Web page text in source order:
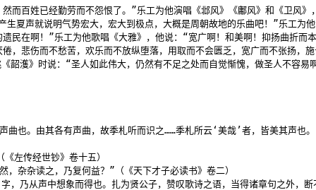
百姓已经勤劳而不怨恨了。”乐工为他演唱《邶风》《鄘风》和《
声就说明气势宏大，宏大到极点，大概是周朝故地的乐曲吧！”乐
民在啊！”乐工为他歌唱《大雅》，他说：“宽广啊！和美啊！抑扬曲折而
悲伤而不愁苦，欢乐而不放纵堕落，用取而不会匮乏，宽广而不张扬
濩》时说：“圣人如此伟大，仍然有不足之处而自觉惭愧，做圣人不
也。由其各有声曲，故季札听而识之……季札所云‘美哉’者，皆美其声也
左传经世钞》卷十五）
杂杂读之，乃复何益？”（《天下才子必读书》卷二）
乃从声中想象而得也。扎为贤公子，赞叹歌诗之语，当得诸章句之